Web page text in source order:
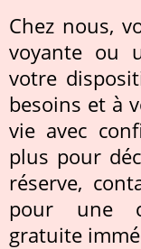
Chez nous,
voyante ou
votre
besoins et à
vie avec
plus pour
réserve,
pour une
gratuite